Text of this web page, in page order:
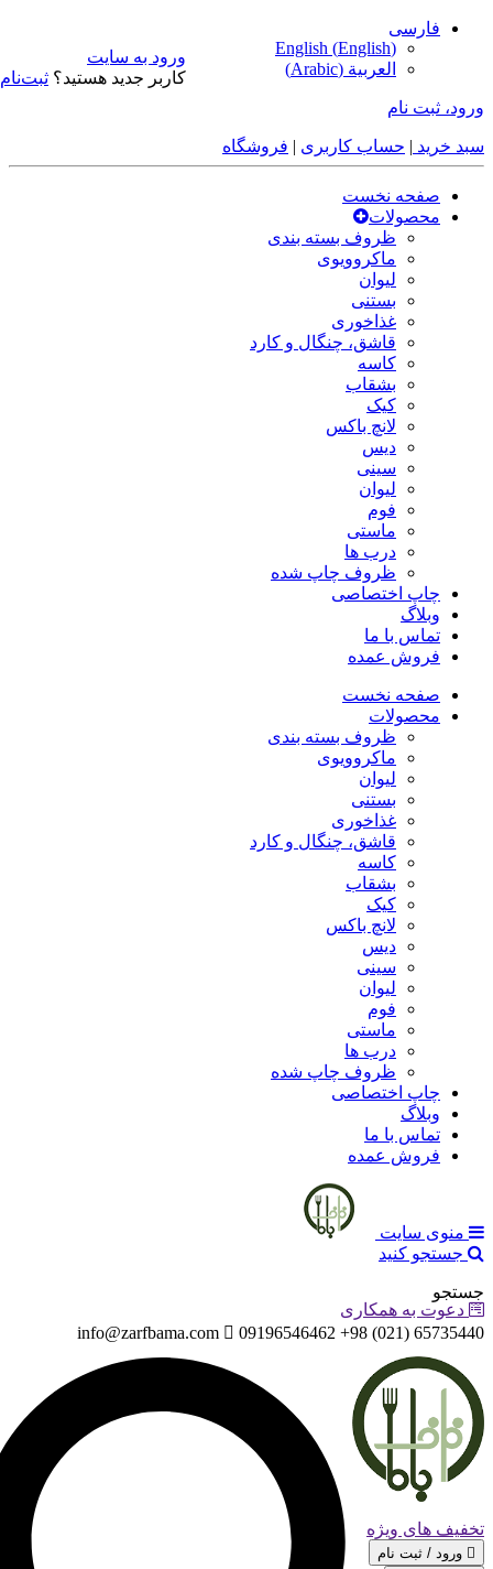
فارسی
English (English)
العربية (
Arabic
)
ورود، ثبت نام
سبد خرید | حساب کاربری | فروشگاه
صفحه نخست
محصولات
ظروف بسته بندی
ماکروویوی
لیوان
بستنی
غذاخوری
قاشق، چنگال و کارد
کاسه
بشقاب
کیک
لانچ باکس
دیس
سینی
لیوان
فوم
ماستی
درب ها
ظروف چاپ شده
چاپ اختصاصی
وبلاگ
تماس با ما
فروش عمده
صفحه نخست
محصولات
ظروف بسته بندی
ماکروویوی
لیوان
بستنی
غذاخوری
قاشق، چنگال و کارد
کاسه
بشقاب
کیک
لانچ باکس
دیس
سینی
لیوان
فوم
ماستی
درب ها
ظروف چاپ شده
چاپ اختصاصی
وبلاگ
تماس با ما
فروش عمده
منوی سایت
جستجو کنید
جستجو
دعوت به همکاری
65735440 (021) 98+ 09196546462
info@zarfbama.com
تخفیف های ویژه
ورود به سایت
کاربر جدید هستید؟ ثبت‌نام